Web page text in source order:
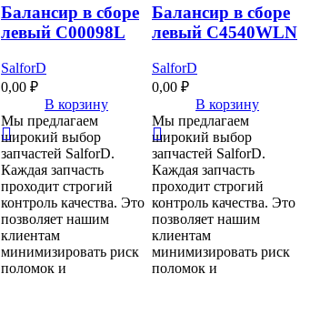
Балансир в сборе
левый C00098L
SalforD
0,00 ₽
В корзину
Мы предлагаем
широкий выбор
запчастей SalforD.
Каждая запчасть
проходит строгий
контроль качества. Это
позволяет нашим
клиентам
минимизировать риск
поломок и
Балансир в сборе
левый C4540WLN
SalforD
0,00 ₽
В корзину
Мы предлагаем
широкий выбор
запчастей SalforD.
Каждая запчасть
проходит строгий
контроль качества. Это
позволяет нашим
клиентам
минимизировать риск
поломок и